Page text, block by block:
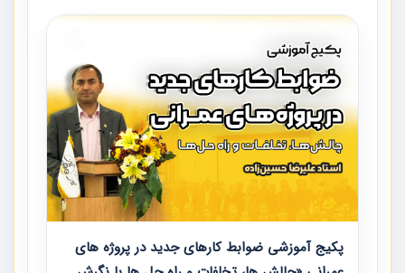
پکیج آموزشی ضوابط کارهای جدید در پروژه های